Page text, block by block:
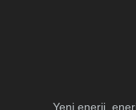
Yeni enerji,